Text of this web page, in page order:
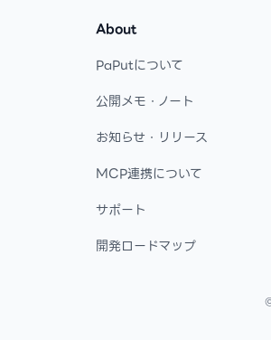
About
PaPutについて
公開メモ・ノート
お知らせ・リリース
MCP連携について
サポート
開発ロードマップ